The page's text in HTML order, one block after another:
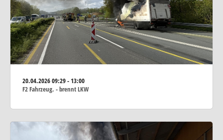
20.04.202609:29 - 13:00
F2 Fahrzeug. - brennt LKW